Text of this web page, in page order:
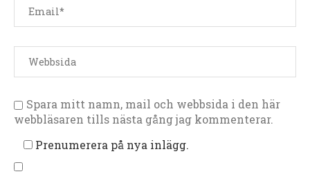
Spara mitt namn, mail och webbsida i den här
webbläsaren tills nästa gång jag kommenterar.
Prenumerera på nya inlägg.